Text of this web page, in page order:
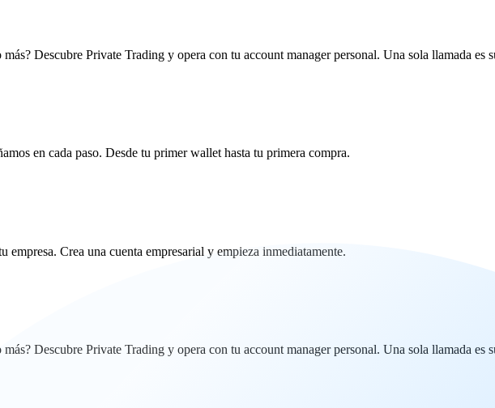
Descubre Private Trading y opera con tu account manager personal. Una sola llamada es
en cada paso. Desde tu primer wallet hasta tu primera compra.
empresa. Crea una cuenta empresarial y empieza inmediatamente.
Descubre Private Trading y opera con tu account manager personal. Una sola llamada es